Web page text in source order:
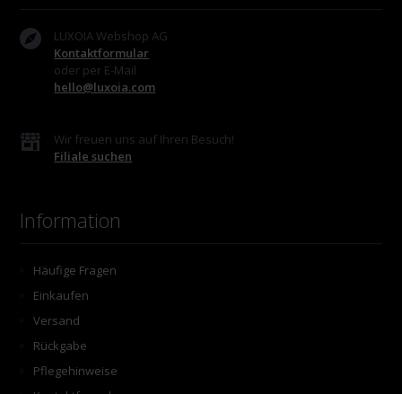
LUXOIA Webshop AG
Kontaktformular
oder per E-Mail
hello@luxoia.com
Wir freuen uns auf Ihren Besuch!
Filiale suchen
Information
Häufige Fragen
Einkaufen
Versand
Rückgabe
Pflegehinweise